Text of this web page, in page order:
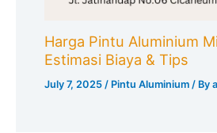
Harga Pintu Aluminium
Estimasi Biaya & Tips
July 7, 2025 / Pintu Aluminium / By